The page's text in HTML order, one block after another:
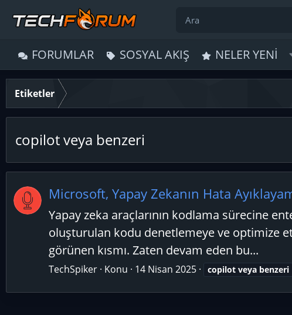
FORUMLAR SOSYAL AKIŞ NELER YENI
Etiketler
copilot veya benzeri
Microsoft, Yapay Zekanın Hata
Yapay zeka araçlarının kodlama sürecine
oluşturulan kodu denetlemeye ve optimize
görünen kısmı. Zaten devam eden bu...
TechSpiker Konu 14 Nisan 2025 copilot veya benzeri